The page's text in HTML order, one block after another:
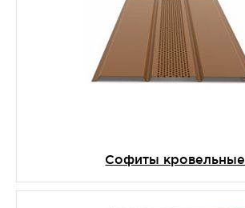
Софиты кровельные